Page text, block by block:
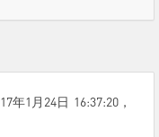
年1月24日 16:37:20 ，